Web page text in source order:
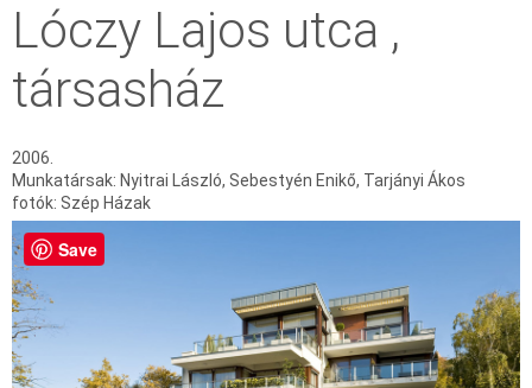
Lóczy Lajos utca ,
társasház
2006.
Munkatársak: Nyitrai László, Sebestyén Enikő, Tarjányi Ákos
fotók: Szép Házak
Save